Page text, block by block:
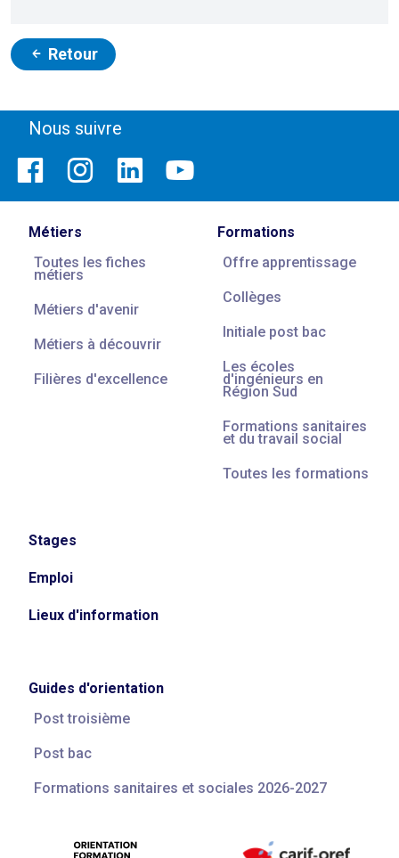
Retour
Nous suivre
Métiers
Toutes les fiches
métiers
Métiers d'avenir
Métiers à découvrir
Filières d'excellence
Formations
Offre apprentissage
Collèges
Initiale post bac
Les écoles
d'ingénieurs en
Région Sud
Formations sanitaires
et du travail social
Toutes les formations
Stages
Emploi
Lieux d'information
Guides d'orientation
Post troisième
Post bac
Formations sanitaires et sociales 2026-2027